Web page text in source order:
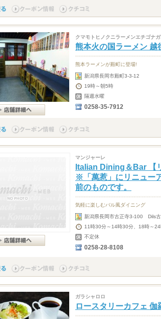
クマモトヒノクニラーメンエチゴナ
熊本火の国ラーメン 越
熊本ラーメンが殿町に登場!
新潟県長岡市殿町3-3-12
19時～朝5時
隔週水曜
0258-35-7912
マンジャーレ
Italian Dining＆Bar
※「萬惹」にリニュー
前のものです。
気軽に楽しむバル風ダイニング
新潟県長岡市古正寺3-100 Dils
11時30分～14時30分、18時～24
不定休
0258-28-8108
ガラシャロロ
ロースタリーカフェ 伽